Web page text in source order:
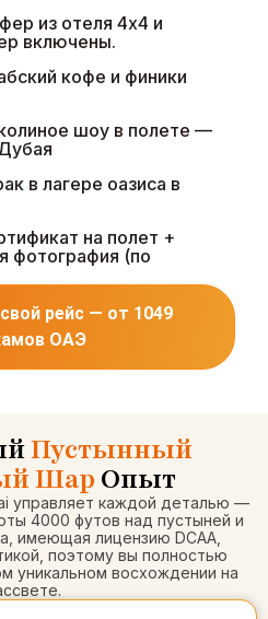
из отеля 4x4 и
включены.
кофе и финики
шоу в полете —
в лагере оазиса в
на полет +
фотография (по
рейс — от 1049
ОАЭ
Пустынный
Шар Опыт
управляет каждой деталью —
4000 футов над пустыней и
имеющая лицензию DCAA,
поэтому вы полностью
уникальном восхождении на